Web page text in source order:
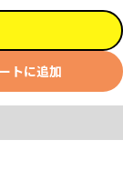
トに追加